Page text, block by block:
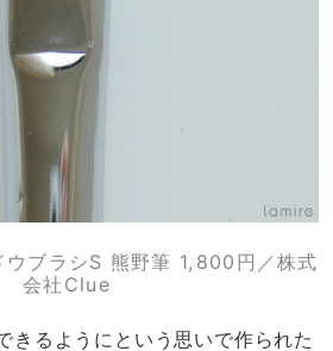
ウブラシS 熊野筆 1,800円／株式
会社Clue
きるようにという思いで作られた